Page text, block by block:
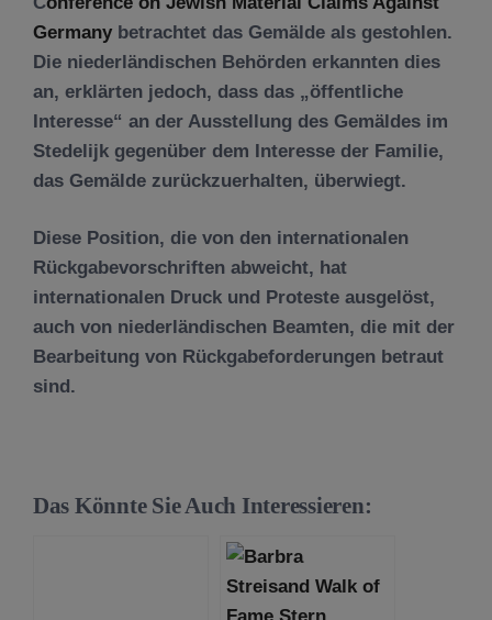
Germany betrachtet das Gemälde als gestohlen.
Die niederländischen Behörden erkannten dies
an, erklärten jedoch, dass das „öffentliche
Interesse“ an der Ausstellung des Gemäldes im
Stedelijk gegenüber dem Interesse der Familie,
das Gemälde zurückzuerhalten, überwiegt.
Diese Position, die von den internationalen
Rückgabevorschriften abweicht, hat
internationalen Druck und Proteste ausgelöst,
auch von niederländischen Beamten, die mit der
Bearbeitung von Rückgabeforderungen betraut
sind.
Das Könnte Sie Auch Interessieren: